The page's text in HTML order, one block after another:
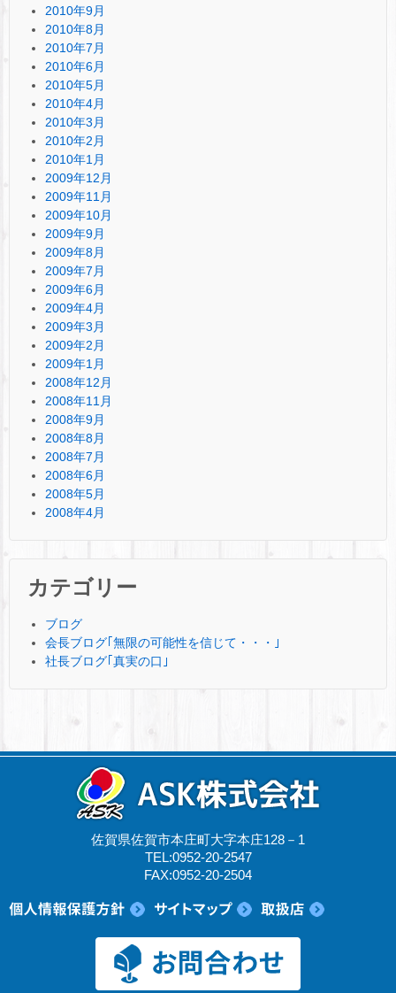
2010年9月
2010年8月
2010年7月
2010年6月
2010年5月
2010年4月
2010年3月
2010年2月
2010年1月
2009年12月
2009年11月
2009年10月
2009年9月
2009年8月
2009年7月
2009年6月
2009年4月
2009年3月
2009年2月
2009年1月
2008年12月
2008年11月
2008年9月
2008年8月
2008年7月
2008年6月
2008年5月
2008年4月
カテゴリー
ブログ
会長ブログ｢無限の可能性を信じて・・・｣
社長ブログ｢真実の口｣
佐賀県佐賀市本庄町大字本庄128－1
TEL:0952-20-2547
FAX:0952-20-2504